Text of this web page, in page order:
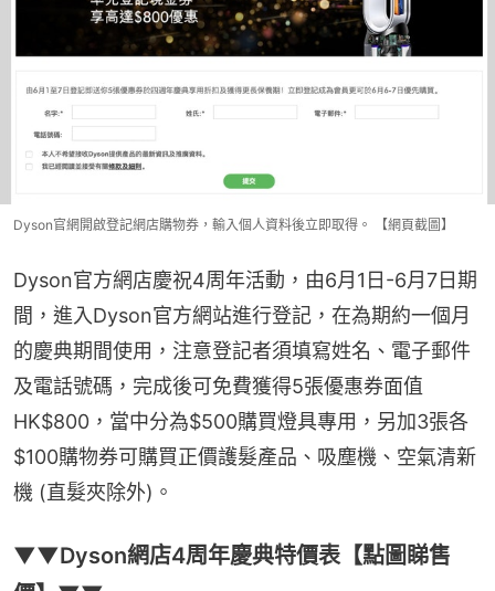
Dyson官網開啟登記網店購物券，輸入個人資料後立即取得。 【網頁截圖】
Dyson官方網店慶祝4周年活動，由6月1日-6月7日期
間，進入Dyson官方網站進行登記，在為期約一個月
的慶典期間使用，注意登記者須填寫姓名、電子郵件
及電話號碼，完成後可免費獲得5張優惠券面值
HK$800，當中分為$500購買燈具專用，另加3張各
$100購物券可購買正價護髮產品、吸塵機、空氣清新
機 (直髮夾除外)。
▼▼Dyson網店4周年慶典特價表【點圖睇售